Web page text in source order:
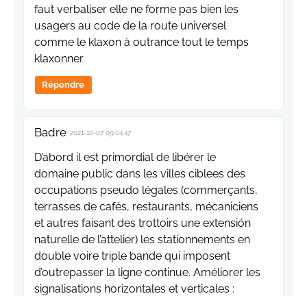
faut verbaliser elle ne forme pas bien les
usagers au code de la route universel
comme le klaxon à outrance tout le temps
klaxonner
Répondre
Badre 2021-10-07 09:04:47
D’abord il est primordial de libérer le
domaine public dans les villes ciblees des
occupations pseudo légales (commerçants,
terrasses de cafés, restaurants, mécaniciens
et autres faisant des trottoirs une extensión
naturelle de l’attelier) les stationnements en
double voire triple bande qui imposent
d’outrepasser la ligne continue. Améliorer les
signalisations horizontales et verticales :